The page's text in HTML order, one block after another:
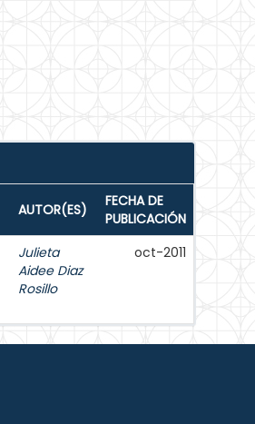
AUTOR(ES)
FECHA DE
PUBLICACIÓN
Julieta
Aidee Diaz
Rosillo
oct-2011